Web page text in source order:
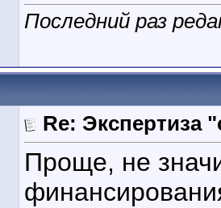
Последний раз
Re: Экспертиза
Проще, не